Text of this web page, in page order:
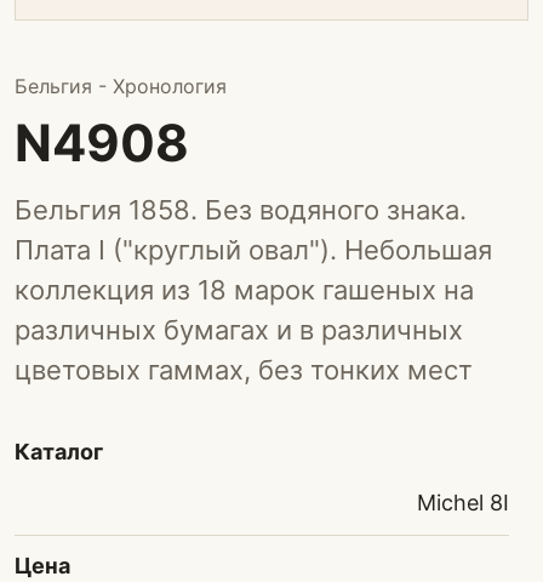
Бельгия - Хронология
N4908
Бельгия 1858. Без водяного знака.
Плата I ("круглый овал"). Небольшая
коллекция из 18 марок гашеных на
различных бумагах и в различных
цветовых гаммах, без тонких мест
Каталог
Michel 8I
Цена